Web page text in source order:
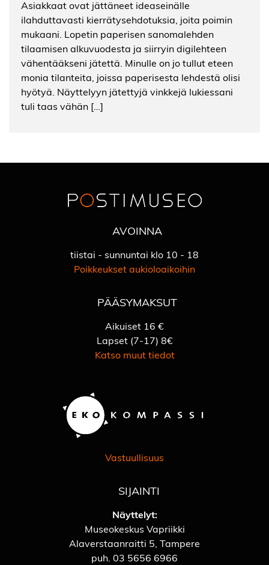
Asiakkaat ovat jättäneet ideaseinälle
ilahduttavasti kierrätysehdotuksia, joita poimin
mukaani. Lopetin paperisen sanomalehden
tilaamisen alkuvuodesta ja siirryin digilehteen
vähentääkseni jätettä. Minulle on jo tullut eteen
monia tilanteita, joissa paperisesta lehdestä olisi
hyötyä. Näyttelyyn jätettyjä vinkkejä lukiessani
tuli taas vähän […]
AVOINNA
tiistai - sunnuntai klo 10 - 18
Poikkeukset aukioloaikoihin
PÄÄSYMAKSUT
Aikuiset 16 €
Lapset (7-17) 8€
Katso muut tiedot
Vastuullisuus
SIJAINTI
Näyttelyt:
Museokeskus Vapriikki
Alaverstaanraitti 5, Tampere
puh. 03 5656 6966